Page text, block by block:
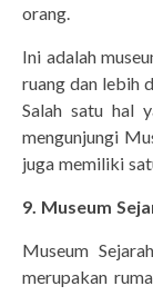
orang.
Ini adalah
ruang dan lebih
Salah satu hal
mengunjungi
juga memiliki
9. Museum
Museum
merupakan